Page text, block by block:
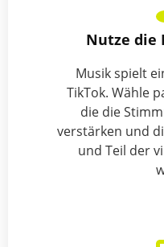
Nutze die
Musik spielt
TikTok. Wähle
die die
verstärken und
und Teil der